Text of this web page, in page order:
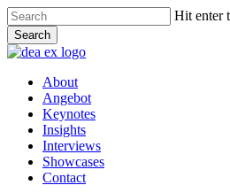
Skip
to
main
content
Hit enter
Search
Close
Menu
About
Angebot
Keynotes
Insights
Interviews
Showcases
Contact